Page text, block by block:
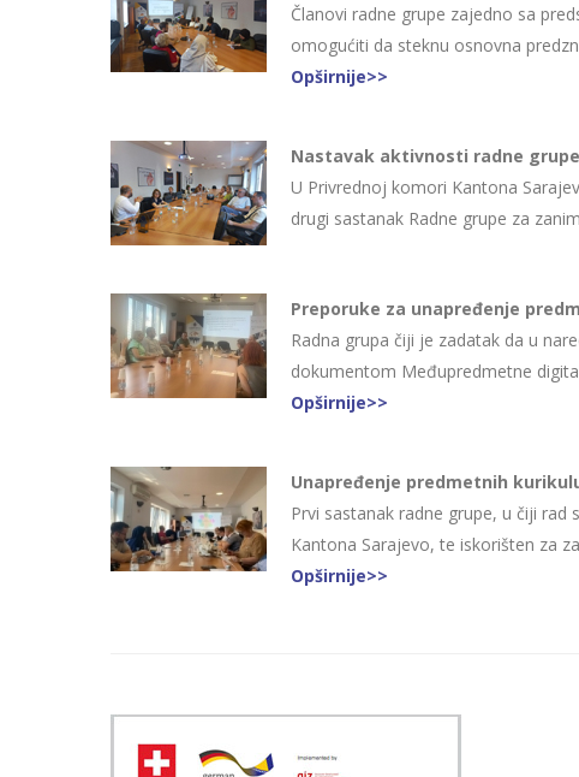
Članovi radne grupe zajedno sa
omogućiti da steknu osnovna
Opširnije>>
Nastavak aktivnosti radne
U Privrednoj komori Kantona
drugi sastanak Radne grupe za
Preporuke za unapređenje
Radna grupa čiji je zadatak da u
dokumentom Međupredmetne
Opširnije>>
Unapređenje predmetnih
Prvi sastanak radne grupe, u čiji
Kantona Sarajevo, te iskorišten za
Opširnije>>